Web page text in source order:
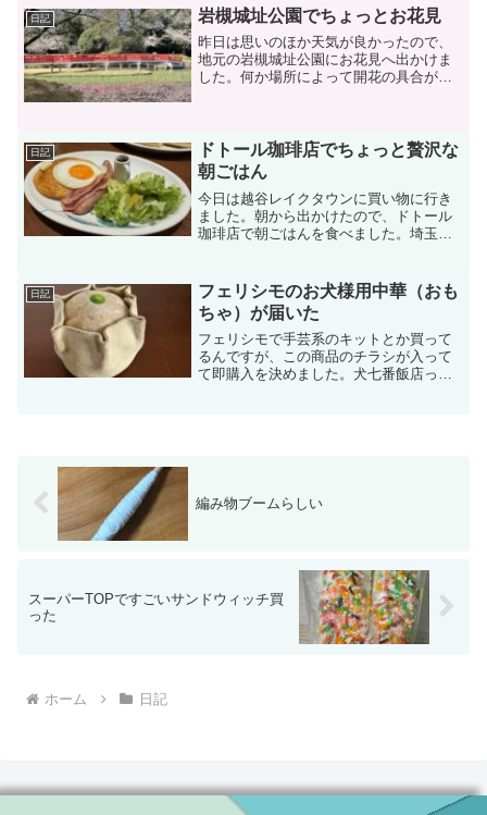
ので、思わず買ってしまいました。それ
がこちら。クリップルーラ...
日記 岩槻城址公園でちょっとお花見
昨日は思いのほか天気が良かったので、
地元の岩槻城址公園にお花見へ出かけま
した。何か場所によって開花の具合が違
構な人出で、露店もそれ...
日記
ドトール珈琲店でちょっと贅沢な
朝ごはん
今日は越谷レイクタウンに買い物に行き
ました。朝から出かけたので、ドトール
珈琲店で朝ごはんを食べました。埼玉に
ーヒー。確かにたっぷり。すごい分量で
すね。テーブルにきた時...
日記
フェリシモのお犬様用中華（おも
ちゃ）が届いた
フェリシモで手芸系のキットとか買って
るんですが、この商品のチラシが入って
て即購入を決めました。犬七番飯店って
編み物ブームらしい
スーパーTOPですごいサンドウィッチ買
った
ホーム 日記